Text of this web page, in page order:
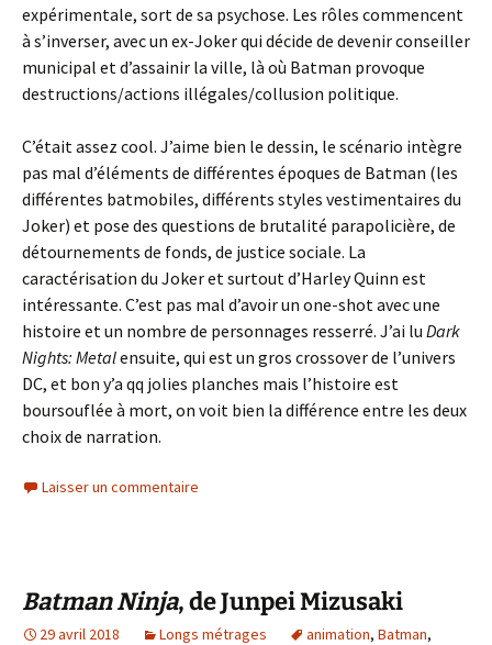
expérimentale, sort de sa psychose. Les rôles commencent
à s’inverser, avec un ex-Joker qui décide de devenir conseiller
municipal et d’assainir la ville, là où Batman provoque
destructions/actions illégales/collusion politique.
C’était assez cool. J’aime bien le dessin, le scénario intègre
pas mal d’éléments de différentes époques de Batman (les
différentes batmobiles, différents styles vestimentaires du
Joker) et pose des questions de brutalité parapolicière, de
détournements de fonds, de justice sociale. La
caractérisation du Joker et surtout d’Harley Quinn est
intéressante. C’est pas mal d’avoir un one-shot avec une
histoire et un nombre de personnages resserré. J’ai lu Dark
Nights: Metalensuite, qui est un gros crossover de l’univers
DC, et bon y’a qq jolies planches mais l’histoire est
boursouflée à mort, on voit bien la différence entre les deux
choix de narration.
Laisser un commentaire
Batman Ninja, de Junpei Mizusaki
29 avril 2018 Longs métrages animation, Batman,